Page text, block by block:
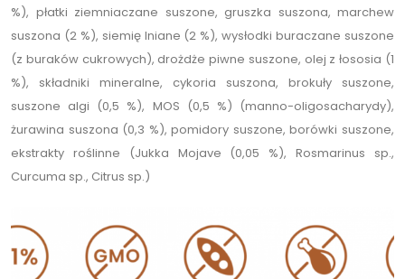
%), płatki ziemniaczane suszone, gruszka suszona, marchew
suszona (2 %), siemię lniane (2 %), wysłodki buraczane suszone
(z buraków cukrowych), drożdże piwne suszone, olej z łososia (1
%), składniki mineralne, cykoria suszona, brokuły suszone,
suszone algi (0,5 %), MOS (0,5 %) (manno-oligosacharydy),
żurawina suszona (0,3 %), pomidory suszone, borówki suszone,
ekstrakty roślinne (Jukka Mojave (0,05 %), Rosmarinus sp.,
Curcuma sp., Citrus sp.)